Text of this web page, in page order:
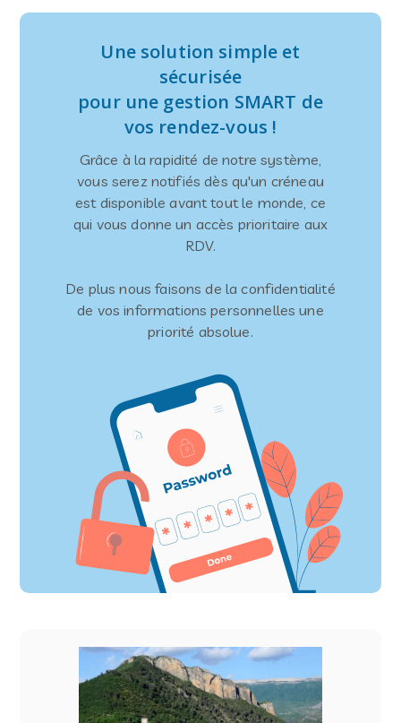
Une solution simple et
sécurisée
pour une gestion SMART de
vos rendez-vous !
Grâce à la rapidité de notre système,
vous serez notifiés dès qu'un créneau
est disponible avant tout le monde, ce
qui vous donne un accès prioritaire aux
RDV.
De plus nous faisons de la confidentialité
de vos informations personnelles une
priorité absolue.